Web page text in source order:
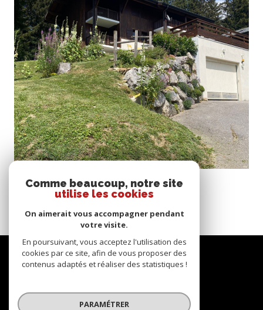
voir le bien
PRAZ DE LYS Appartement T3 AVEC PARKING
Se
CONNECTER
espace propriétaire
Comme beaucoup, notre site
utilise les cookies
On aimerait vous accompagner pendant
votre visite.
En poursuivant, vous acceptez l'utilisation des
cookies par ce site, afin de vous proposer des
contenus adaptés et réaliser des statistiques !
PARAMÉTRER